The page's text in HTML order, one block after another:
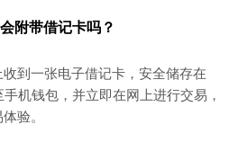
附带借记卡吗？
到一张电子借记卡，安全储存在
机钱包，并立即在网上进行交易，
验。